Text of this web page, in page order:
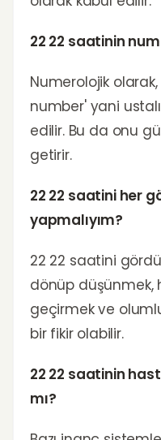
22 22 saatinin
Numerolojik olarak,
number' yani
edilir. Bu da onu
getirir.
22 22 saatini her
yapmalıyım?
22 22 saatini
dönüp düşünmek,
geçirmek ve
bir fikir olabilir.
22 22 saatinin
mı?